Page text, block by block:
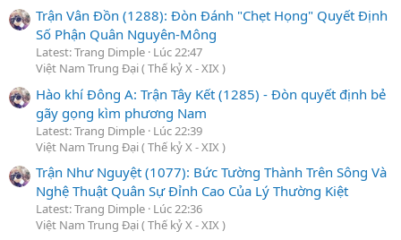
Trận Vân Đồn (1288): Đòn Đánh "Chẹt Họng" Quyết Định
Số Phận Quân Nguyên-Mông
Latest: Trang Dimple Lúc 22:47
Việt Nam Trung Đại ( Thế kỷ X - XIX )
Hào khí Đông A: Trận Tây Kết (1285) - Đòn quyết định bẻ
gãy gọng kìm phương Nam
Latest: Trang Dimple Lúc 22:39
Việt Nam Trung Đại ( Thế kỷ X - XIX )
Trận Như Nguyệt (1077): Bức Tường Thành Trên Sông Và
Nghệ Thuật Quân Sự Đỉnh Cao Của Lý Thường Kiệt
Latest: Trang Dimple Lúc 22:36
Việt Nam Trung Đại ( Thế kỷ X - XIX )